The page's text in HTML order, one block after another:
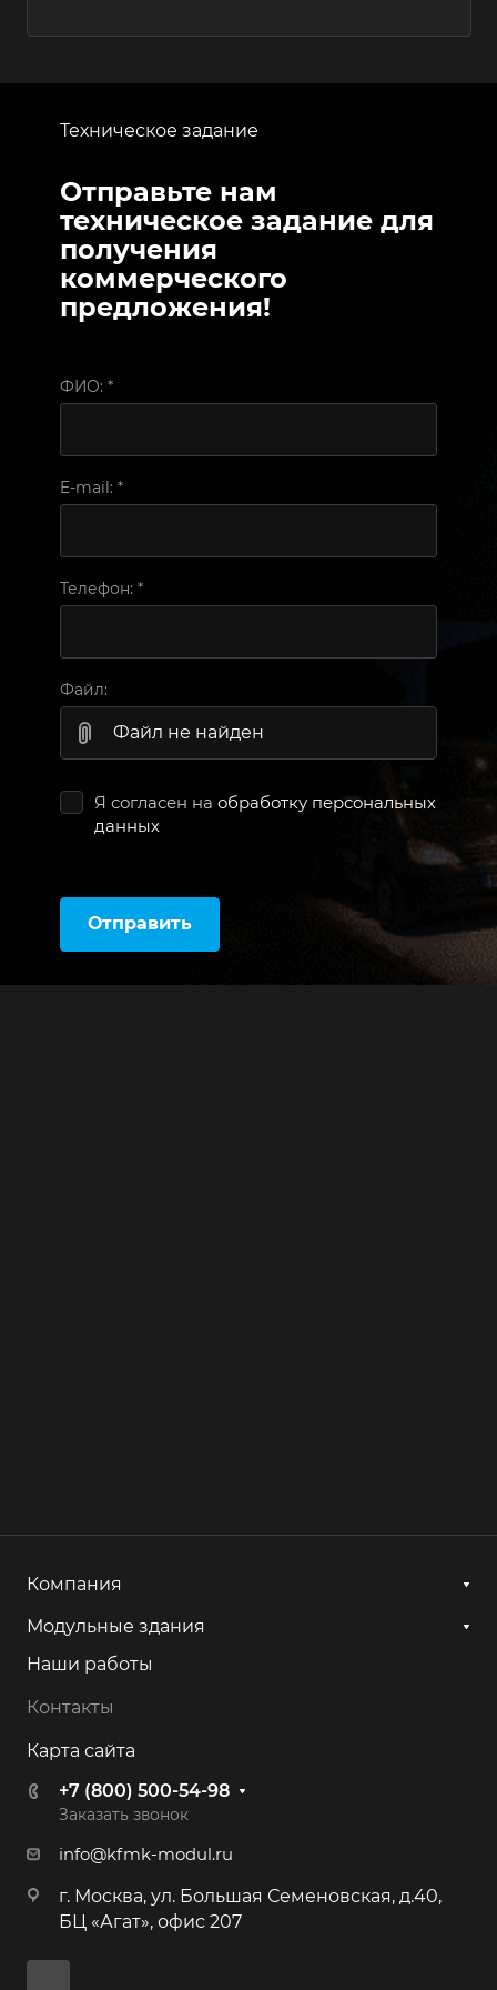
Техническое задание
Отправьте нам
техническое задание для
получения
коммерческого
предложения!
ФИО: *
E-mail: *
Телефон: *
Файл:
Файл не найден
Я согласен на обработку персональных
данных
Отправить
Компания
Модульные здания
Наши работы
Контакты
Карта сайта
+7 (800) 500-54-98
Заказать звонок
info@kfmk-modul.ru
г. Москва, ул. Большая Семеновская, д.40,
БЦ «Агат», офис 207